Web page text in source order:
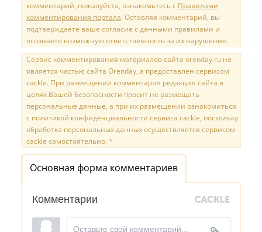
комментарий, пожалуйста, ознакомьтесь с Правилами
комментирования портала. Оставляя комментарий, вы
подтверждаете ваше согласие с данными правилами и
осознаете возможную ответственность за их нарушение.
Сервис комментирования материалов сайта orenday.ru не
является частью сайта Orenday, а предоставлен сервисом
cackle. При размещении комментария редакция сайта в
целях Вашей безопасности просит не размещать
персональные данные, а при их размещении ознакомиться
с политикой конфиденциальности сервиса cackle, поскольку
обработка персональных данных осуществляется сервисом
cackle самостоятельно. *
Основная форма комментариев
Комментарии